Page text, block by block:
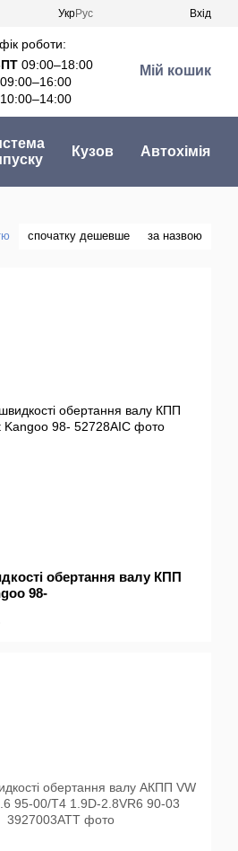
УкрРус Вхід
роботи:
09:00–18:00
09:00–16:00
10:00–14:00
Мій кошик
Кузов Автохімія
спочатку дешевше за назвою
обертання валу КПП
98-